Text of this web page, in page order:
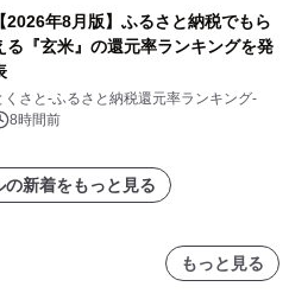
【2026年8月版】ふるさと納税でもら
る『玄米』の還元率ランキングを発
くさと-ふるさと納税還元率ランキング-
8時間前
の新着をもっと見る
もっと見る